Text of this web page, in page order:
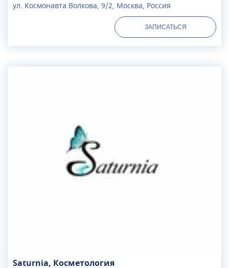
имеют все необходимые сертификаты, которые
соответствуют госстандартам
России. Совместная работа косметологов и
ул. Космонавта Волкова, 9/2, Москва, Россия
ЗАПИСАТЬСЯ
Saturnia, Косметология